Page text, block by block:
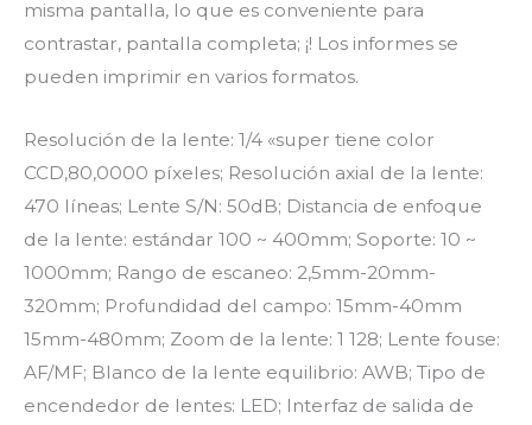
misma pantalla, lo que es conveniente para
contrastar, pantalla completa; ¡! Los informes se
pueden imprimir en varios formatos.
Resolución de la lente: 1/4 «super tiene color
CCD,80,0000 píxeles; Resolución axial de la lente:
470 líneas; Lente S/N: 50dB; Distancia de enfoque
de la lente: estándar 100 ~ 400mm; Soporte: 10 ~
1000mm; Rango de escaneo: 2,5mm-20mm-
320mm; Profundidad del campo: 15mm-40mm
15mm-480mm; Zoom de la lente: 1 128; Lente fouse:
AF/MF; Blanco de la lente equilibrio: AWB; Tipo de
encendedor de lentes: LED; Interfaz de salida de